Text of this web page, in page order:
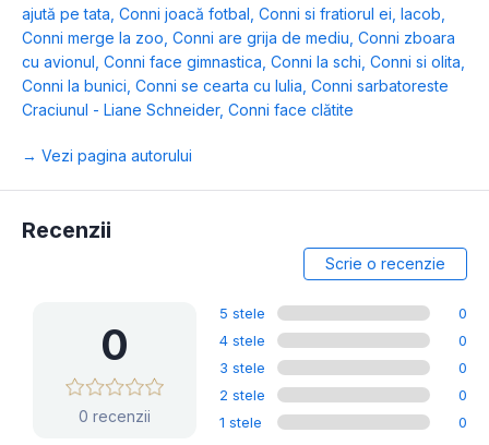
ajută pe tata Conni joacă fotbal Conni si fratiorul ei, Iacob
Conni merge la zoo Conni are grija de mediu Conni zboara
cu avionul Conni face gimnastica Conni la schi Conni si olita
Conni la bunici Conni se cearta cu Iulia Conni sarbatoreste
Craciunul - Liane Schneider, Conni face clătite
→ Vezi pagina autorului
Recenzii
Scrie o recenzie
0
0 recenzii
5 stele
0
4 stele
0
3 stele
0
2 stele
0
1 stele
0